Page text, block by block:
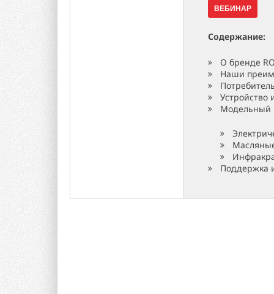
ВЕБИНАР
Содержание:
О бренде
Наши
Устройство
Модельный
Поддержка